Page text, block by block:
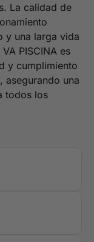
La calidad de
y una larga vida
PISCINA es
y cumplimiento
asegurando una
todos los